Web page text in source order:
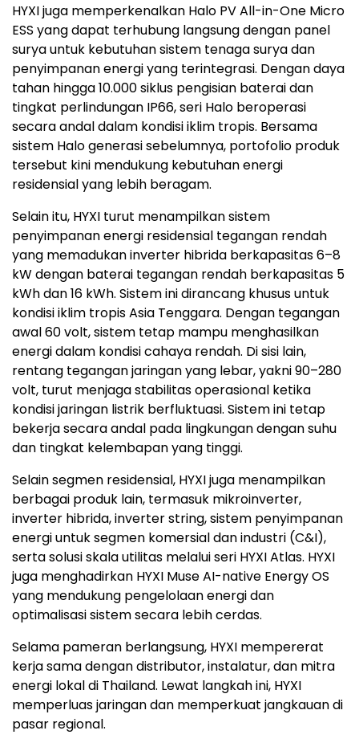
HYXI juga memperkenalkan Halo PV All-in-One Micro
ESS yang dapat terhubung langsung dengan panel
surya untuk kebutuhan sistem tenaga surya dan
penyimpanan energi yang terintegrasi. Dengan daya
tahan hingga 10.000 siklus pengisian baterai dan
tingkat perlindungan IP66, seri Halo beroperasi
secara andal dalam kondisi iklim tropis. Bersama
sistem Halo generasi sebelumnya, portofolio produk
tersebut kini mendukung kebutuhan energi
residensial yang lebih beragam.
Selain itu, HYXI turut menampilkan sistem
penyimpanan energi residensial tegangan rendah
yang memadukan inverter hibrida berkapasitas 6–8
kW dengan baterai tegangan rendah berkapasitas 5
kWh dan 16 kWh. Sistem ini dirancang khusus untuk
kondisi iklim tropis Asia Tenggara. Dengan tegangan
awal 60 volt, sistem tetap mampu menghasilkan
energi dalam kondisi cahaya rendah. Di sisi lain,
rentang tegangan jaringan yang lebar, yakni 90–280
volt, turut menjaga stabilitas operasional ketika
kondisi jaringan listrik berfluktuasi. Sistem ini tetap
bekerja secara andal pada lingkungan dengan suhu
dan tingkat kelembapan yang tinggi.
Selain segmen residensial, HYXI juga menampilkan
berbagai produk lain, termasuk mikroinverter,
inverter hibrida, inverter string, sistem penyimpanan
energi untuk segmen komersial dan industri (C&I),
serta solusi skala utilitas melalui seri HYXI Atlas. HYXI
juga menghadirkan HYXI Muse AI-native Energy OS
yang mendukung pengelolaan energi dan
optimalisasi sistem secara lebih cerdas.
Selama pameran berlangsung, HYXI mempererat
kerja sama dengan distributor, instalatur, dan mitra
energi lokal di Thailand. Lewat langkah ini, HYXI
memperluas jaringan dan memperkuat jangkauan di
pasar regional.